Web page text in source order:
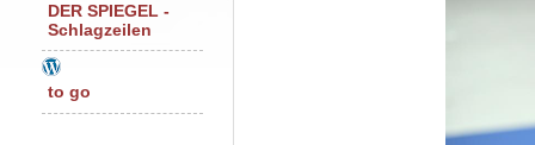
DER SPIEGEL -
Schlagzeilen
to go